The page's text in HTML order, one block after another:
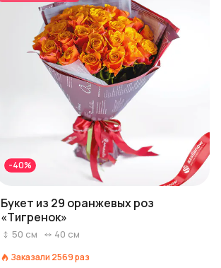
-40%
Букет из 29 оранжевых роз
«Тигренок»
50 см 40 см
Заказали 2569раз